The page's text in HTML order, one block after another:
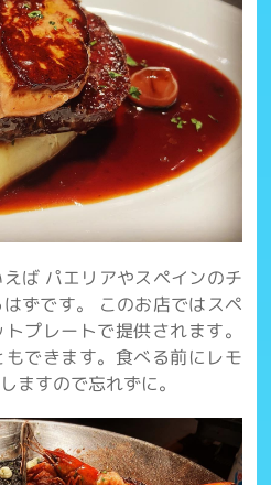
ば パエリアやスペインのチ
ずです。 このお店ではスペ
プレートで提供されます。
できます。食べる前にレモ
ますので忘れずに。